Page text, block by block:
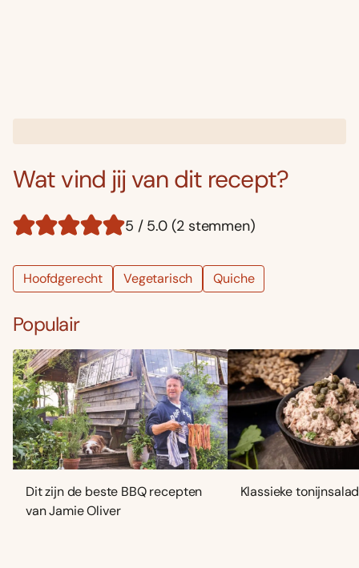
Wat vind jij van dit recept?
5 / 5.0 (2 stemmen)
Hoofdgerecht Vegetarisch Quiche
Populair
Dit zijn de beste BBQ recepten
van Jamie Oliver
Klassieke